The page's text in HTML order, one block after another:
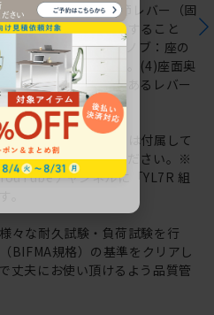
ッキングレンジ調節レバー（固
ーを左右に押し引きすること
ロッキング強弱調節ノブ：座の
て強弱を調節します。(4)座面奥
、座面裏側右前方にあるレバー
動かす。
工具（六角レンチ）は付属して
ニュアルをご確認ください。※
チャンネルに「YL7R 組
。
々な耐久試験・負荷試験を行
BIFMA規格）の基準をクリアし
丈夫にお使い頂けるよう品質管